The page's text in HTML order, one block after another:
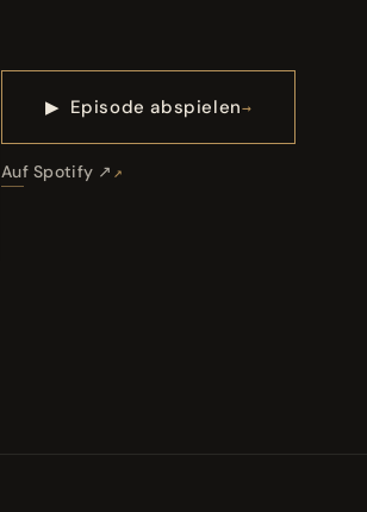
▶ Episode abspielen
Auf Spotify ↗